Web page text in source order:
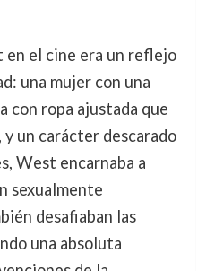
en el cine era un reflejo
una mujer con una
con ropa ajustada que
y un carácter descarado
West encarnaba a
sexualmente
desafiaban las
una absoluta